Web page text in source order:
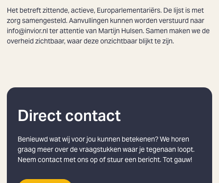
Het betreft zittende, actieve, Europarlementariërs. De lijst is met
zorg samengesteld. Aanvullingen kunnen worden verstuurd naar
info@invior.nl ter attentie van Martijn Hulsen. Samen maken we de
overheid zichtbaar, waar deze onzichtbaar blijkt te zijn.
Direct contact
Benieuwd wat wij voor jou kunnen betekenen? We horen
graag meer over de vraagstukken waar je tegenaan loopt.
Neem contact met ons op of stuur een bericht. Tot gauw!